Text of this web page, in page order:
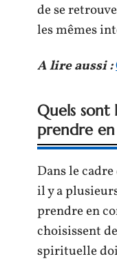
de se
les mêmes
A lire aussi :
Quels sont
prendre
Dans le
il y a
prendre en
choisissent
spirituelle